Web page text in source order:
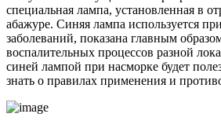
специальная лампа, установленная в
абажуре. Синяя лампа используется
заболеваний, показана главным
воспалительных процессов разной
синей лампой при насморке будет
знать о правилах применения и